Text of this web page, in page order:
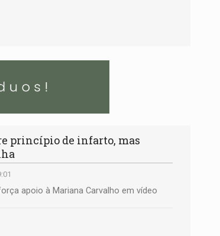
princípio de infarto, mas
apoio à Mariana Carvalho em vídeo